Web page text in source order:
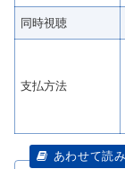
同時視聴
支払方法